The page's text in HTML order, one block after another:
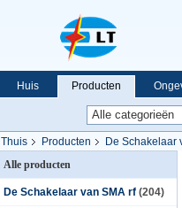
Huis Producten
Thuis Producten De Schakelaar
Alle producten
De Schakelaar van SMA rf (204)